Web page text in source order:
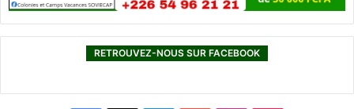
RETROUVEZ-NOUS SUR FACEBOOK